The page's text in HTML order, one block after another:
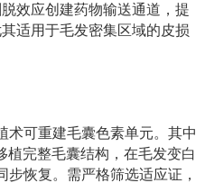
脱效应创建药物输送通道，提
适用于毛发密集区域的皮损
术可重建毛囊色素单元。其中
植完整毛囊结构，在毛发变白
恢复。需严格筛选适应证，